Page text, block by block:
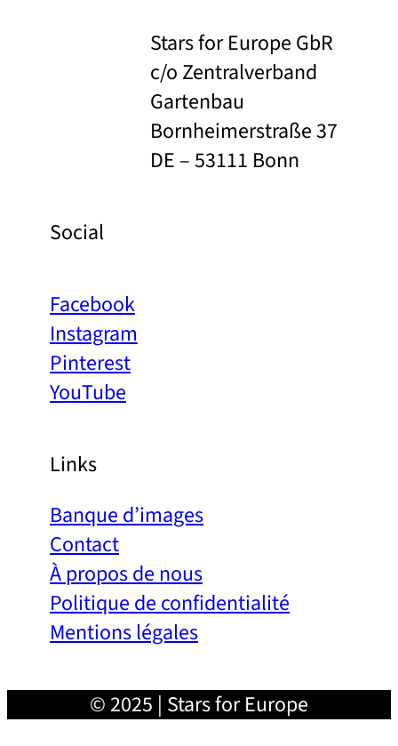
Stars for Europe GbR
c/o Zentralverband
Gartenbau
Bornheimerstraße 37
DE – 53111 Bonn
Social
Facebook
Instagram
Pinterest
YouTube
Links
Banque d’images
Contact
À propos de nous
Politique de confidentialité
Mentions légales
© 2025 | Stars for Europe